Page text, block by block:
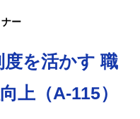
ー
を活かす 職
上（A-115）